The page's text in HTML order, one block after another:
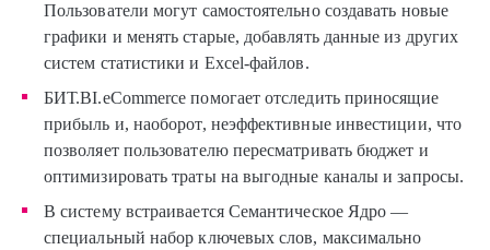
Пользователи могут самостоятельно создавать новые
графики и менять старые, добавлять данные из других
систем статистики и Excel-файлов.
БИТ.BI.eCommerce помогает отследить приносящие
прибыль и, наоборот, неэффективные инвестиции, что
позволяет пользователю пересматривать бюджет и
оптимизировать траты на выгодные каналы и запросы.
В систему встраивается Семантическое Ядро —
специальный набор ключевых слов, максимально